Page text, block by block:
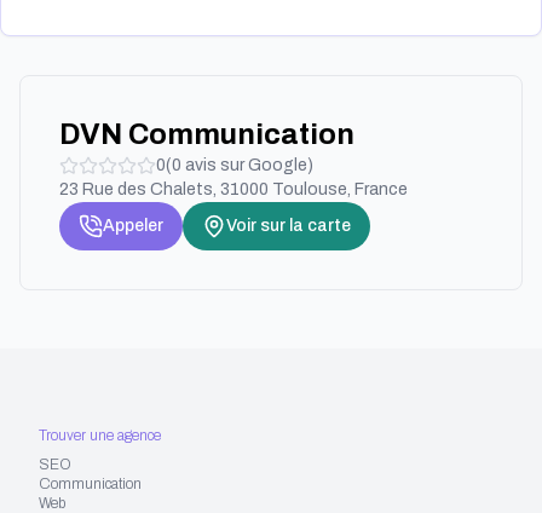
DVN Communication
0(0 avis sur Google)
23 Rue des Chalets, 31000 Toulouse, France
Appeler
Voir sur la carte
Trouver une agence
SEO
Communication
Web